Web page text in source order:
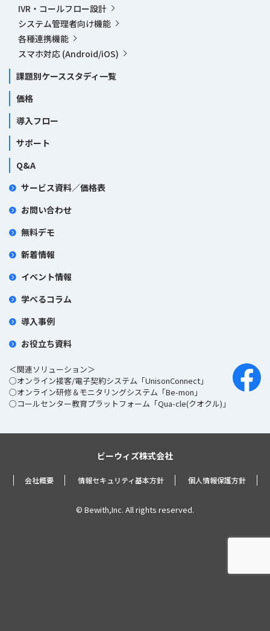
IVR・コールフロー設計
システム管理者向け機能
各種連携機能
スマホ対応 (Android/iOS)
課題別ケーススタディ一覧
価格
導入フロー
サポート
Q&A
サービス資料／価格表
お問い合わせ
無料デモ
新着情報
イベント情報
学べるコラム
導入事例
お役立ち資料
＜関連ソリューション＞
○オンライン接客/電子契約システム「UnisonConnect」
○オンライン研修＆モニタリングシステム「Be-mon」
○コールセンター教育プラットフォーム「Qua-cle(クオクル)」
ビーウィズ株式会社
会社概要 情報セキュリティ基本方針 個人情報保護方針
© Bewith,Inc. All rights reserved.